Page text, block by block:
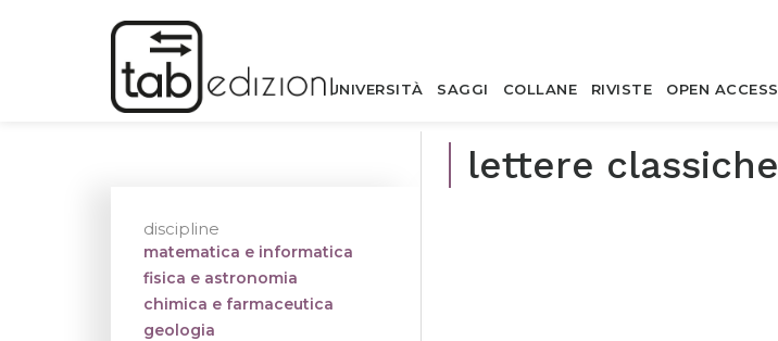
UNIVERSITÀ SAGGI COLLANE RIVISTE OPEN ACCESS
lettere classiche
discipline
matematica e informatica
fisica e astronomia
chimica e farmaceutica
geologia